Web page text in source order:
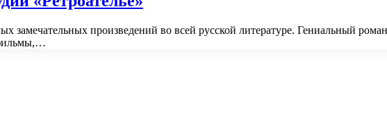
замечательных произведений во всей русской литературе. Гениальный